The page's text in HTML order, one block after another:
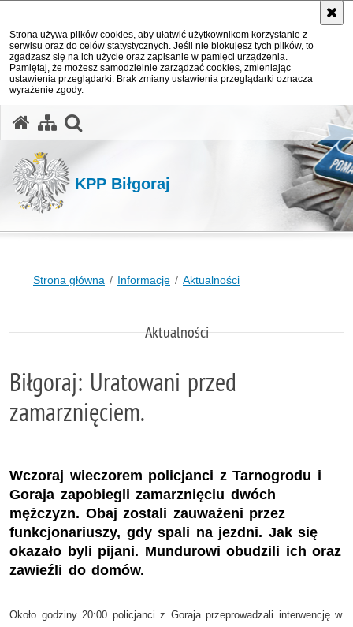
Strona używa plików cookies, aby ułatwić użytkownikom korzystanie z
serwisu oraz do celów statystycznych. Jeśli nie blokujesz tych plików, to
zgadzasz się na ich użycie oraz zapisanie w pamięci urządzenia.
Pamiętaj, że możesz samodzielnie zarządzać cookies, zmieniając
ustawienia przeglądarki. Brak zmiany ustawienia przeglądarki oznacza
wyrażenie zgody.
KPP Biłgoraj
Strona główna Informacje Aktualności
Aktualności
Biłgoraj: Uratowani przed
zamarznięciem.
Wczoraj wieczorem policjanci z Tarnogrodu i
Goraja zapobiegli zamarznięciu dwóch
mężczyzn. Obaj zostali zauważeni przez
funkcjonariuszy, gdy spali na jezdni. Jak się
okazało byli pijani. Mundurowi obudzili ich oraz
zawieźli do domów.
Około godziny 20:00 policjanci z Goraja przeprowadzali interwencję w